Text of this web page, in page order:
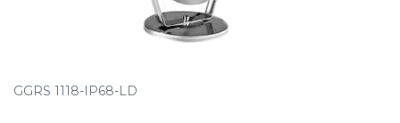
GGRS 1118-IP68-LD